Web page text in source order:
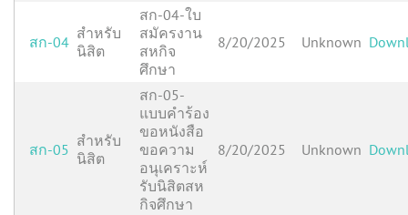
สก-04 สำหรับ
นิสิต
สก-04-ใบ
สมัครงาน
สหกิจ
ศึกษา
8/20/2025 Unknown
สก-05 สำหรับ
นิสิต
สก-05-
แบบคำร้อง
ขอหนังสือ
ขอความ
อนุเคราะห์
รับนิสิตสห
กิจศึกษา
8/20/2025 Unknown